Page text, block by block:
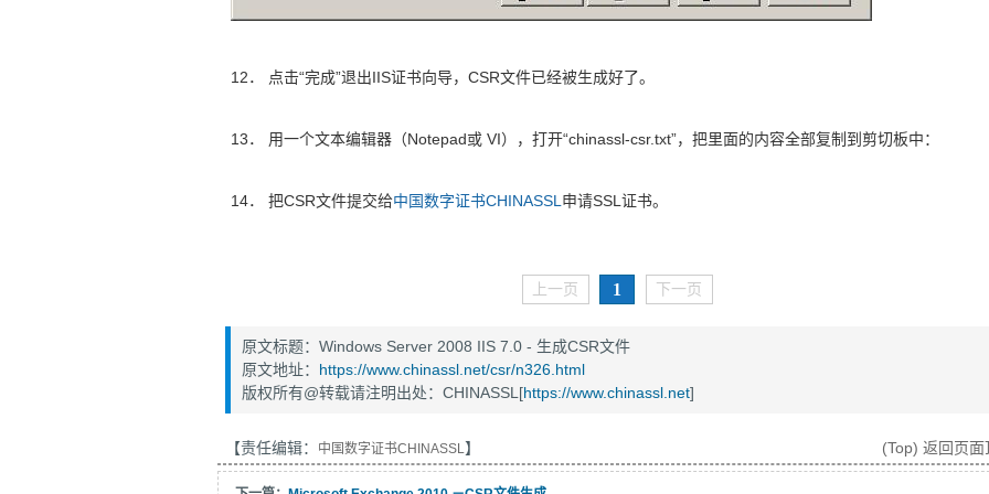
12． 点击“完成”退出IIS证书向导，CSR文件已经被生成好了。
13． 用一个文本编辑器（Notepad或 VI），打开“chinassl-csr.txt”，把里面的内容全部复制到剪切板中：
14． 把CSR文件提交给中国数字证书CHINASSL 申请SSL证书。
上一页 1 下一页
原文标题：Windows Server 2008 IIS 7.0 - 生成CSR文件
原文地址： https://www.chinassl.net/csr/n326.html
版权所有@转载请注明出处：CHINASSL[https://www.chinassl.net]
【责任编辑： 中国数字证书CHINASSL】 (Top) 返回页面